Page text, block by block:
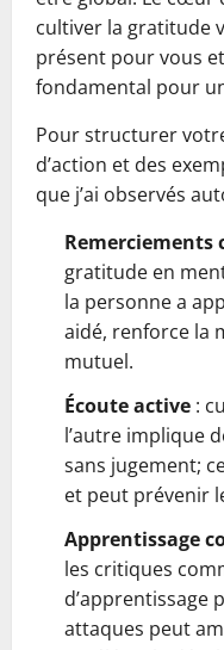
cultiver la gratitude
présent pour vous
fondamental pour
Pour structurer
d’action et des
que j’ai observés
Remerciements
gratitude en
la personne a
aidé, renforce la
mutuel.
Écoute active :
l’autre implique
sans jugement;
et peut prévenir
Apprentissage
les critiques
d’apprentissage
attaques peut